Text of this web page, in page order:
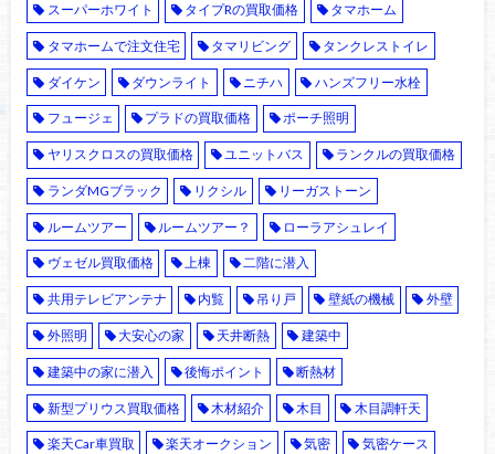
スーパーホワイト タイプRの買取価格 タマホーム
タマホームで注文住宅 タマリビング タンクレストイレ
ダイケン ダウンライト ニチハ ハンズフリー水栓
フュージェ プラドの買取価格 ポーチ照明
ヤリスクロスの買取価格 ユニットバス ランクルの買取価格
ランダMGブラック リクシル リーガストーン
ルームツアー ルームツアー？ ローラアシュレイ
ヴェゼル買取価格 上棟 二階に潜入
共用テレビアンテナ 内覧 吊り戸 壁紙の機械 外壁
外照明 大安心の家 天井断熱 建築中
建築中の家に潜入 後悔ポイント 断熱材
新型プリウス買取価格 木材紹介 木目 木目調軒天
楽天Car車買取 楽天オークション 気密 気密ケース